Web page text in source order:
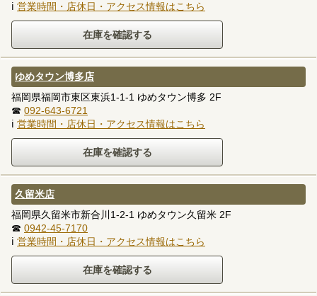
ℹ 営業時間・店休日・アクセス情報はこちら
ゆめタウン博多店
福岡県福岡市東区東浜1-1-1 ゆめタウン博多 2F
☎ 092-643-6721
ℹ 営業時間・店休日・アクセス情報はこちら
久留米店
福岡県久留米市新合川1-2-1 ゆめタウン久留米 2F
☎ 0942-45-7170
ℹ 営業時間・店休日・アクセス情報はこちら